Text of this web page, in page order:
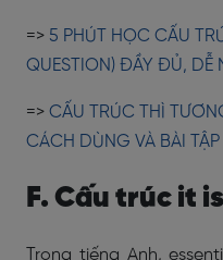
=> 5 PHÚT HỌC CẤU
QUESTION) ĐẦY ĐỦ, DỄ
=> CẤU TRÚC THÌ
CÁCH DÙNG VÀ BÀI TẬP
F. Cấu trúc it
Trong tiếng Anh,